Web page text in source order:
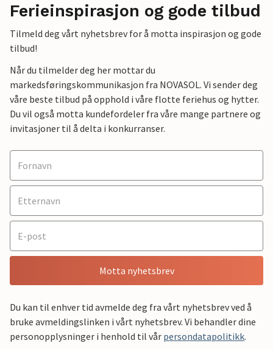
Ferieinspirasjon og gode tilbud
Tilmeld deg vårt nyhetsbrev for å motta inspirasjon og gode
tilbud!
Når du tilmelder deg her mottar du
markedsføringskommunikasjon fra NOVASOL. Vi sender deg
våre beste tilbud på opphold i våre flotte feriehus og hytter.
Du vil også motta kundefordeler fra våre mange partnere og
invitasjoner til å delta i konkurranser.
Motta nyhetsbrev
Du kan til enhver tid avmelde deg fra vårt nyhetsbrev ved å
bruke avmeldingslinken i vårt nyhetsbrev. Vi behandler dine
personopplysninger i henhold til vår persondatapolitikk.